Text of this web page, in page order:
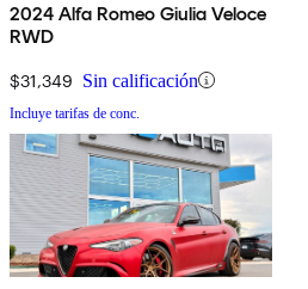
2024 Alfa Romeo Giulia Veloce
RWD
$31,349 Sin calificación
Incluye tarifas de conc.